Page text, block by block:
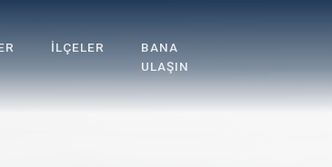
İLÇELER
BANA
ULAŞIN